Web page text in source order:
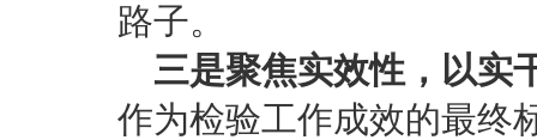
路子。
三是聚焦实效性，以实
作为检验工作成效的最终